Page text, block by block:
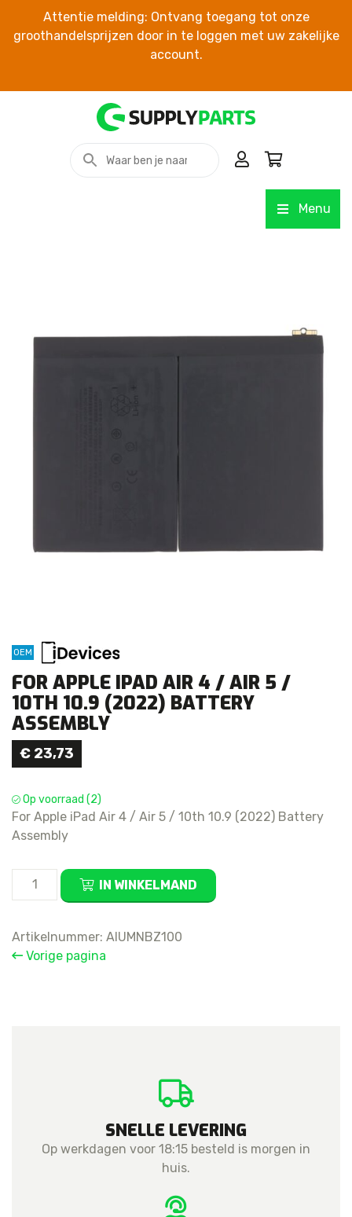
Attentie melding: Ontvang toegang tot onze
groothandelsprijzen door in te loggen met uw zakelijke
account.
Menu
OEM
FOR APPLE IPAD AIR 4 / AIR 5 /
10TH 10.9 (2022) BATTERY
ASSEMBLY
€ 23,73
Op voorraad (2)
For Apple iPad Air 4 / Air 5 / 10th 10.9 (2022) Battery
Assembly
Apple
Air
4
aantal
IN WINKELMAND
Artikelnummer: AIUMNBZ100
Vorige pagina
SNELLE LEVERING
Op werkdagen voor 18:15 besteld is morgen in
huis.